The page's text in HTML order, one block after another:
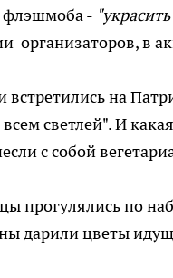
флэшмоба -
в
на
светлей". И
с собой
прогулялись по
дарили цветы